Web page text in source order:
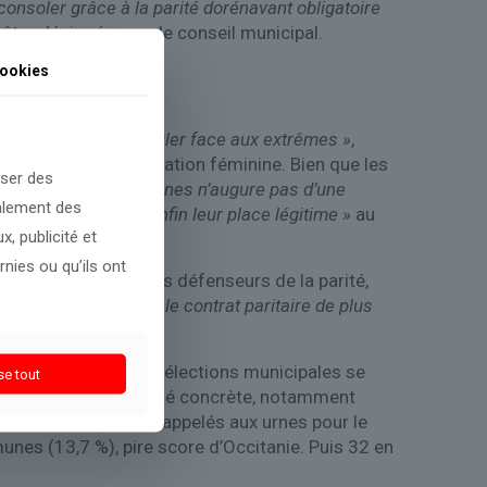
grâce à la parité dorénavant obligatoire
désignées par le conseil municipal.
il faut la stimuler face aux extrêmes »,
représentation féminine. Bien que les
têtes de liste féminines n’augure pas d’une
les femmes aient enfin leur place légitime » au
et local. Pour les défenseurs de la parité,
« passe par le contrat paritaire de plus
le premier tour des élections municipales se
devenir une réalité concrète, notamment
électeurs sont appelés aux urnes pour le
(13,7 %), pire score d’Occitanie. Puis 32 en
des
des
publicité et
ou qu’ils ont
tout